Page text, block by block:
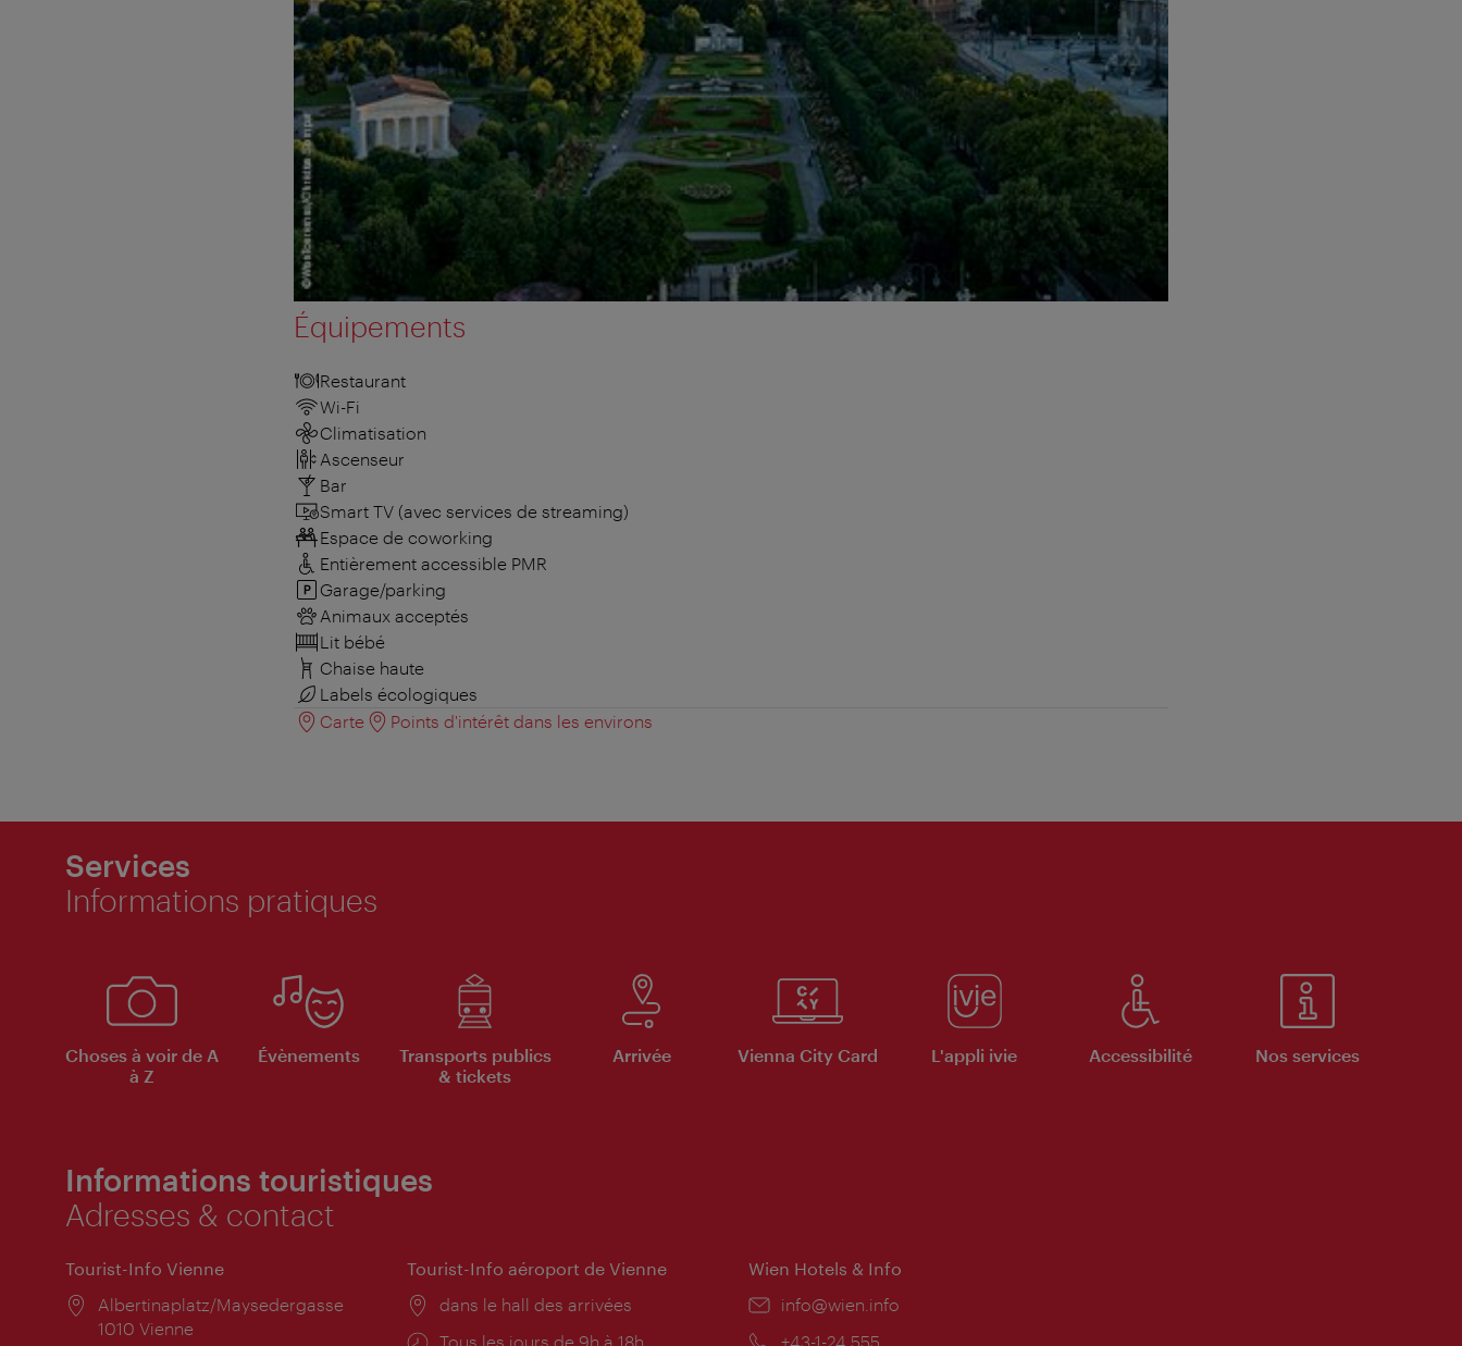
Équipements
Restaurant
Wi-Fi
Climatisation
Ascenseur
Bar
Smart TV (avec services de streaming)
Espace de coworking
Entièrement accessible PMR
Garage/parking
Animaux acceptés
Lit bébé
Chaise haute
Labels écologiques
Carte
Points d'intérêt dans les environs
Services
Informations pratiques
Choses à voir de A
à Z
Évènements
Transports publics
& tickets
Arrivée Vienna City Card L'appli ivie Accessibilité Nos services
Informations touristiques
Adresses & contact
Tourist-Info Vienne
Lieu:
Albertinaplatz/Maysedergasse
1010 Vienne
Tourist-Info aéroport de Vienne
Lieu:
dans le hall des arrivées
Horaires
Tous les jours de 9h à 18h
Wien Hotels & Info
E-
info@wien.info
Téléphone:
+43-1-24 555